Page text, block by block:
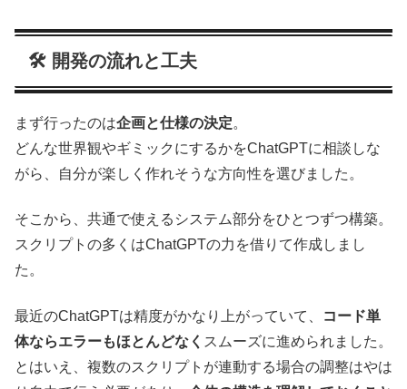
🛠 開発の流れと工夫
まず行ったのは企画と仕様の決定。
どんな世界観やギミックにするかをChatGPTに相談しな
がら、自分が楽しく作れそうな方向性を選びました。
そこから、共通で使えるシステム部分をひとつずつ構築。
スクリプトの多くはChatGPTの力を借りて作成しまし
た。
最近のChatGPTは精度がかなり上がっていて、
コード単
体ならエラーもほとんどなく スムーズに進められました。
とはいえ、複数のスクリプトが連動する場合の調整はやは